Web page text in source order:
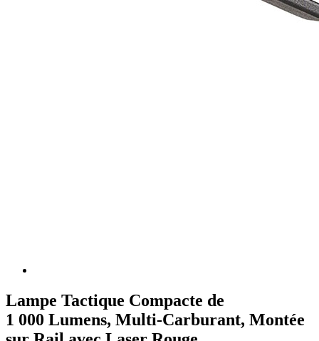
Lampe Tactique Compacte de
1 000 Lumens, Multi-Carburant, Montée